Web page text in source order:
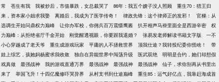
常
苍生有我 我被炒后，市值暴跌，女总裁哭了 86年：我五个嫂子没人照顾
重生70：猎王归
来，资本家小姐求我娶
离婚后，我成为了医学传奇！ 律政先锋：这个律师正的发邪！
官梯：从
选调生开始问鼎权力巅峰
让你办军校，你佣兵百万震慑鹰酱 扒开相声马褂里面全是西游辛密
权
力巅峰：从拒绝省厅千金开始
刚觉醒透视眼，你要跟我退婚？ 张易发老师解读书籍文字版
一不
小心穿越成了老天爷
重生成游戏玩家 平庸的人不拯救世界 顶我仕途？我转投纪委你慌啥！
带
娃上综艺，孩她妈杨蜜求我收敛
独自在异能世界中闯荡升级 医武双绝
明明是合约，她们却想假
戏真做
最强战神 我的游戏直通万界 最强战神 最强战神 最强战神
仙子，求你别再从书里出
来了
举国飞升！十四亿魔修吓哭异界 从村支书到仕途巅峰
重生85：运气好亿点，我靠赶海成首